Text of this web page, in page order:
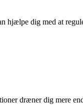
hjælpe dig med at
dræner dig mere